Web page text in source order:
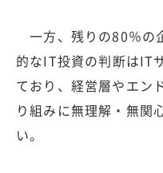
一方、残りの80％の
的なIT投資の判断はIT
ており、経営層やエン
り組みに無理解・無関
い。